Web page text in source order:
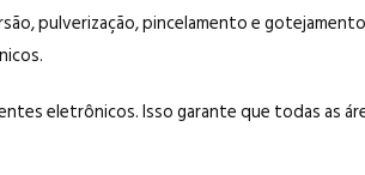
pulverização, pincelamento e
eletrônicos. Isso garante que todas as